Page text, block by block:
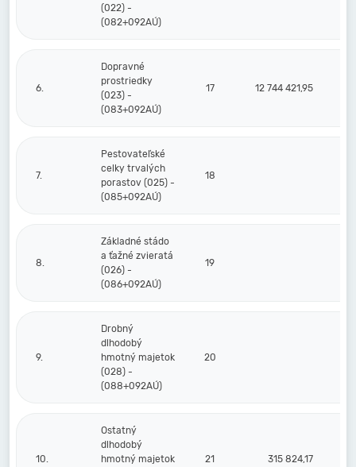
(022) -
(082+092AÚ)
6.
Dopravné
prostriedky
(023) -
(083+092AÚ)
17 12 744 421,95
7.
Pestovateľské
celky trvalých
porastov (025) -
(085+092AÚ)
18
8.
Základné stádo
a ťažné zvieratá
(026) -
(086+092AÚ)
19
9.
Drobný
dlhodobý
hmotný majetok
(028) -
(088+092AÚ)
20
10.
Ostatný
dlhodobý
hmotný majetok
21 315 824,17